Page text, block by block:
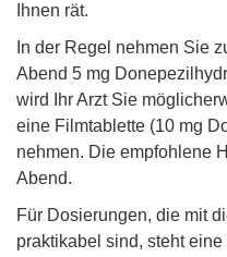
Ihnen rät.
In der Regel nehmen Sie
Abend 5 mg
wird Ihr Arzt Sie
eine Filmtablette (10 mg
nehmen. Die empfohlene
Abend.
Für Dosierungen, die mit
praktikabel sind, steht